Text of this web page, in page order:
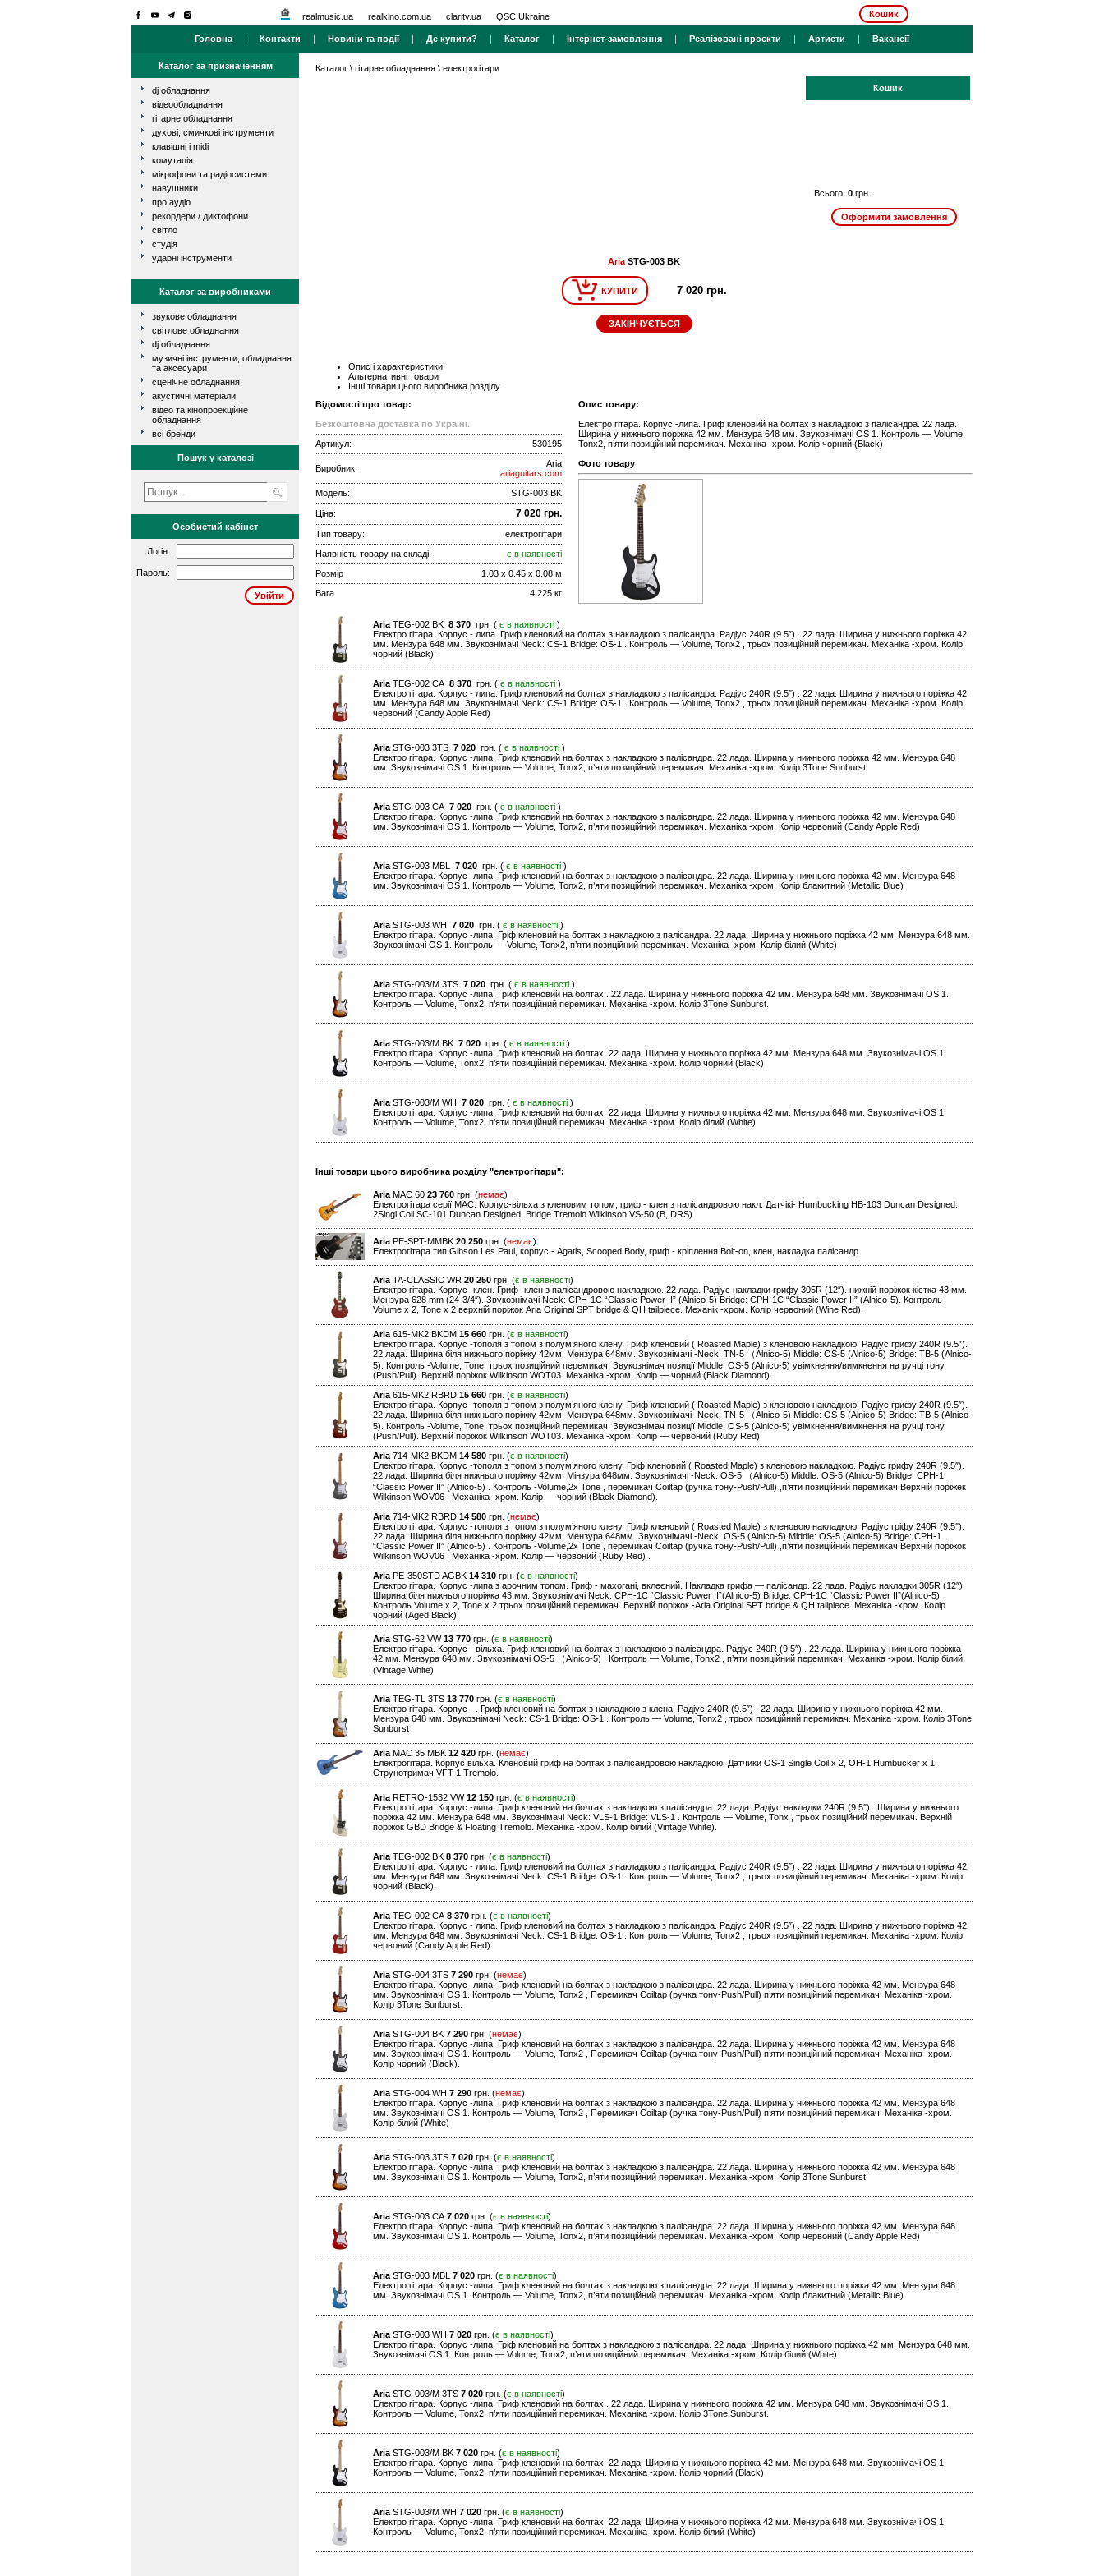
realmusic.ua realkino.com.ua clarity.ua QSC Ukraine Кошик
Головна | Контакти | Новини та події| Де купити? | Каталог | Інтернет-замовлення | Реалізовані проєкти | Артисти | Вакансії
Каталог за призначенням
dj обладнання
відеообладнання
гітарне обладнання
духові, смичкові інструменти
клавішні і midi
комутація
мікрофони та радіосистеми
навушники
про аудіо
рекордери / диктофони
світло
студія
ударні інструменти
Каталог за виробниками
звукове обладнання
світлове обладнання
dj обладнання
музичні інструменти, обладнання
та аксесуари
сценічне обладнання
акустичні матеріали
відео та кінопроекційне
обладнання
всі бренди
Пошук у каталозі
Особистий кабінет
Логін:
Пароль:
Каталог \ гітарне обладнання \ електрогітари
Кошик
Всього: 0 грн.
Aria STG-003 BK
КУПИТИ 7 020 грн.
ЗАКІНЧУЄТЬСЯ
Опис і характеристики
Альтернативні товари
Інші товари цього виробника розділу
Відомості про товар:
Безкоштовна доставка по Україні.
Артикул:
530195
Виробник:
Aria
ariaguitars.com
Модель:
STG-003 BK
Ціна: 7 020 грн.
Тип товару:
електрогітари
Наявність товару на складі:
є в наявності
Розмір
1.03 x 0.45 x 0.08 м
Вага
4.225 кг
Опис товару:
Електро гітара. Корпус -липа. Гриф кленовий на болтах з накладкою з палісандра. 22 лада.
Ширина у нижнього поріжка 42 мм. Мензура 648 мм. Звукознімачі OS 1. Контроль — Volume,
Tonx2, п’яти позиційний перемикач. Механіка -хром. Колір чорний (Black)
Фото товару
Aria TEG-002 BK 8 370 грн. ( є в наявності )
Електро гітара. Корпус - липа. Гриф кленовий на болтах з накладкою з палісандра. Радіус 240R (9.5″) . 22 лада. Ширина у нижнього поріжка 42
мм. Мензура 648 мм. Звукознімачі Neck: CS-1 Bridge: OS-1 . Контроль — Volume, Tonx2 , трьох позиційний перемикач. Механіка -хром. Колір
чорний (Black).
Aria TEG-002 CA 8 370 грн. ( є в наявності )
Електро гітара. Корпус - липа. Гриф кленовий на болтах з накладкою з палісандра. Радіус 240R (9.5″) . 22 лада. Ширина у нижнього поріжка 42
мм. Мензура 648 мм. Звукознімачі Neck: CS-1 Bridge: OS-1 . Контроль — Volume, Tonx2 , трьох позиційний перемикач. Механіка -хром. Колір
червоний (Candy Apple Red)
Aria STG-003 3TS 7 020 грн. ( є в наявності )
Електро гітара. Корпус -липа. Гриф кленовий на болтах з накладкою з палісандра. 22 лада. Ширина у нижнього поріжка 42 мм. Мензура 648
мм. Звукознімачі OS 1. Контроль — Volume, Tonx2, п’яти позиційний перемикач. Механіка -хром. Колір 3Tone Sunburst.
Aria STG-003 CA 7 020 грн. ( є в наявності )
Електро гітара. Корпус -липа. Гриф кленовий на болтах з накладкою з палісандра. 22 лада. Ширина у нижнього поріжка 42 мм. Мензура 648
мм. Звукознімачі OS 1. Контроль — Volume, Tonx2, п’яти позиційний перемикач. Механіка -хром. Колір червоний (Candy Apple Red)
Aria STG-003 MBL 7 020 грн. ( є в наявності )
Електро гітара. Корпус -липа. Гриф кленовий на болтах з накладкою з палісандра. 22 лада. Ширина у нижнього поріжка 42 мм. Мензура 648
мм. Звукознімачі OS 1. Контроль — Volume, Tonx2, п’яти позиційний перемикач. Механіка -хром. Колір блакитний (Metallic Blue)
Aria STG-003 WH 7 020 грн. ( є в наявності )
Електро гітара. Корпус -липа. Гріф кленовий на болтах з накладкою з палісандра. 22 лада. Ширина у нижнього поріжка 42 мм. Мензура 648 мм.
Звукознімачі OS 1. Контроль — Volume, Tonx2, п’яти позиційний перемикач. Механіка -хром. Колір білий (White)
Aria STG-003/M 3TS 7 020 грн. ( є в наявності )
Електро гітара. Корпус -липа. Гриф кленовий на болтах . 22 лада. Ширина у нижнього поріжка 42 мм. Мензура 648 мм. Звукознімачі OS 1.
Контроль — Volume, Tonx2, п’яти позиційний перемикач. Механіка -хром. Колір 3Tone Sunburst.
Aria STG-003/M BK 7 020 грн. ( є в наявності )
Електро гітара. Корпус -липа. Гриф кленовий на болтах. 22 лада. Ширина у нижнього поріжка 42 мм. Мензура 648 мм. Звукознімачі OS 1.
Контроль — Volume, Tonx2, п’яти позиційний перемикач. Механіка -хром. Колір чорний (Black)
Aria STG-003/M WH 7 020 грн. ( є в наявності )
Електро гітара. Корпус -липа. Гриф кленовий на болтах. 22 лада. Ширина у нижнього поріжка 42 мм. Мензура 648 мм. Звукознімачі OS 1.
Контроль — Volume, Tonx2, п’яти позиційний перемикач. Механіка -хром. Колір білий (White)
Інші товари цього виробника розділу "електрогітари":
Aria MAC 60 23 760 грн. (немає)
Електрогітара серії MAC. Корпус-вільха з кленовим топом, гриф - клен з палісандровою накл. Датчікі- Humbucking HB-103 Duncan Designed.
2Singl Coil SC-101 Duncan Designed. Bridge Tremolo Wilkinson VS-50 (B, DRS)
Aria PE-SPT-MMBK 20 250 грн. (немає)
Електрогітара тип Gibson Les Paul, корпус - Agatis, Scooped Body, гриф - кріплення Bolt-on, клен, накладка палісандр
Aria TA-CLASSIC WR 20 250 грн. (є в наявності)
Електро гітара. Корпус -клен. Гриф -клен з палісандровою накладкою. 22 лада. Радіус накладки грифу 305R (12″). нижній поріжок кістка 43 мм.
Мензура 628 mm (24-3/4″). Звукознімачі Neck: CPH-1C “Classic Power II” (Alnico-5) Bridge: CPH-1C “Classic Power II” (Alnico-5). Контроль
Volume x 2, Tone x 2 верхній поріжок Aria Original SPT bridge & QH tailpiece. Механік -хром. Колір червоний (Wine Red).
Aria 615-MK2 BKDM 15 660 грн. (є в наявності)
Електро гітара. Корпус -тополя з топом з полум’яного клену. Гриф кленовий ( Roasted Maple) з кленовою накладкою. Радіус грифу 240R (9.5″).
22 лада. Ширина біля нижнього поріжку 42мм. Мензура 648мм. Звукознімачі -Neck: TN-5 （Alnico-5) Middle: OS-5 (Alnico-5) Bridge: TB-5 (Alnico-
5). Контроль -Volume, Tone, трьох позиційний перемикач. Звукознімач позиції Middle: OS-5 (Alnico-5) увімкнення/вимкнення на ручці тону
(Push/Pull). Верхній поріжок Wilkinson WOT03. Механіка -хром. Колір — чорний (Black Diamond).
Aria 615-MK2 RBRD 15 660 грн. (є в наявності)
Електро гітара. Корпус -тополя з топом з полум’яного клену. Гриф кленовий ( Roasted Maple) з кленовою накладкою. Радіус грифу 240R (9.5″).
22 лада. Ширина біля нижнього поріжку 42мм. Мензура 648мм. Звукознімачі -Neck: TN-5 （Alnico-5) Middle: OS-5 (Alnico-5) Bridge: TB-5 (Alnico-
5). Контроль -Volume, Tone, трьох позиційний перемикач. Звукознімач позиції Middle: OS-5 (Alnico-5) увімкнення/вимкнення на ручці тону
(Push/Pull). Верхній поріжок Wilkinson WOT03. Механіка -хром. Колір — червоний (Ruby Red).
Aria 714-MK2 BKDM 14 580 грн. (є в наявності)
Електро гітара. Корпус -тополя з топом з полум’яного клену. Гріф кленовий ( Roasted Maple) з кленовою накладкою. Радіус грифу 240R (9.5″).
22 лада. Ширина біля нижнього поріжку 42мм. Мінзура 648мм. Звукознімачі -Neck: OS-5 （Alnico-5) Middle: OS-5 (Alnico-5) Bridge: CPH-1
“Classic Power II” (Alnico-5) . Контроль -Volume,2x Tone , перемикач Coiltap (ручка тону-Push/Pull) ,п’яти позиційний перемикач.Верхній поріжек
Wilkinson WOV06 . Механіка -хром. Колір — чорний (Black Diamond).
Aria 714-MK2 RBRD 14 580 грн. (немає)
Електро гітара. Корпус -тополя з топом з полум’яного клену. Гриф кленовий ( Roasted Maple) з кленовою накладкою. Радіус гріфу 240R (9.5″).
22 лада. Ширина біля нижнього поріжку 42мм. Мензура 648мм. Звукознімачі -Neck: OS-5 (Alnico-5) Middle: OS-5 (Alnico-5) Bridge: CPH-1
“Classic Power II” (Alnico-5) . Контроль -Volume,2x Tone , перемикач Coiltap (ручка тону-Push/Pull) ,п’яти позиційний перемикач.Верхній поріжок
Wilkinson WOV06 . Механіка -хром. Колір — червоний (Ruby Red) .
Aria PE-350STD AGBK 14 310 грн. (є в наявності)
Електро гітара. Корпус -липа з арочним топом. Гриф - махогані, вклеєний. Накладка грифа — палісандр. 22 лада. Радіус накладки 305R (12″).
Ширина біля нижнього поріжка 43 мм. Звукознімачі Neck: CPH-1C “Classic Power II”(Alnico-5) Bridge: CPH-1C “Classic Power II”(Alnico-5).
Контроль Volume x 2, Tone x 2 трьох позиційний перемикач. Верхній поріжок -Aria Original SPT bridge & QH tailpiece. Механіка -хром. Колір
чорний (Aged Black)
Aria STG-62 VW13 770 грн. (є в наявності)
Електро гітара. Корпус - вільха. Гриф кленовий на болтах з накладкою з палісандра. Радіус 240R (9.5″) . 22 лада. Ширина у нижнього поріжка
42 мм. Мензура 648 мм. Звукознімачі OS-5 （Alnico-5) . Контроль — Volume, Tonx2 , п’яти позиційний перемикач. Механіка -хром. Колір білий
(Vintage White)
Aria TEG-TL 3TS 13 770 грн. (є в наявності)
Електро гітара. Корпус - . Гриф кленовий на болтах з накладкою з клена. Радіус 240R (9.5″) . 22 лада. Ширина у нижнього поріжка 42 мм.
Мензура 648 мм. Звукознімачі Neck: CS-1 Bridge: OS-1 . Контроль — Volume, Tonx2 , трьох позиційний перемикач. Механіка -хром. Колір 3Tone
Sunburst
Aria MAC 35 MBK 12 420 грн. (немає)
Електрогітара. Корпус вільха. Кленовий гриф на болтах з палісандровою накладкою. Датчики OS-1 Single Coil x 2, OH-1 Humbucker x 1.
Струнотримач VFT-1 Tremolo.
Aria RETRO-1532 VW12 150 грн. (є в наявності)
Електро гітара. Корпус -липа. Гриф кленовий на болтах з накладкою з палісандра. 22 лада. Радіус накладки 240R (9.5″) . Ширина у нижнього
поріжка 42 мм. Мензура 648 мм. Звукознімачі Neck: VLS-1 Bridge: VLS-1 . Контроль — Volume, Tonx , трьох позиційний перемикач. Верхній
поріжок GBD Bridge & Floating Tremolo. Механіка -хром. Колір білий (Vintage White).
Aria TEG-002 BK 8 370 грн. (є в наявності)
Електро гітара. Корпус - липа. Гриф кленовий на болтах з накладкою з палісандра. Радіус 240R (9.5″) . 22 лада. Ширина у нижнього поріжка 42
мм. Мензура 648 мм. Звукознімачі Neck: CS-1 Bridge: OS-1 . Контроль — Volume, Tonx2 , трьох позиційний перемикач. Механіка -хром. Колір
чорний (Black).
Aria TEG-002 CA 8 370 грн. (є в наявності)
Електро гітара. Корпус - липа. Гриф кленовий на болтах з накладкою з палісандра. Радіус 240R (9.5″) . 22 лада. Ширина у нижнього поріжка 42
мм. Мензура 648 мм. Звукознімачі Neck: CS-1 Bridge: OS-1 . Контроль — Volume, Tonx2 , трьох позиційний перемикач. Механіка -хром. Колір
червоний (Candy Apple Red)
Aria STG-004 3TS 7 290 грн. (немає)
Електро гітара. Корпус -липа. Гриф кленовий на болтах з накладкою з палісандра. 22 лада. Ширина у нижнього поріжка 42 мм. Мензура 648
мм. Звукознімачі OS 1. Контроль — Volume, Tonx2 , Перемикач Coiltap (ручка тону-Push/Pull) п’яти позиційний перемикач. Механіка -хром.
Колір 3Tone Sunburst.
Aria STG-004 BK 7 290 грн. (немає)
Електро гітара. Корпус -липа. Гриф кленовий на болтах з накладкою з палісандра. 22 лада. Ширина у нижнього поріжка 42 мм. Мензура 648
мм. Звукознімачі OS 1. Контроль — Volume, Tonx2 , Перемикач Coiltap (ручка тону-Push/Pull) п’яти позиційний перемикач. Механіка -хром.
Колір чорний (Black).
Aria STG-004 WH 7 290 грн. (немає)
Електро гітара. Корпус -липа. Гриф кленовий на болтах з накладкою з палісандра. 22 лада. Ширина у нижнього поріжка 42 мм. Мензура 648
мм. Звукознімачі OS 1. Контроль — Volume, Tonx2 , Перемикач Coiltap (ручка тону-Push/Pull) п’яти позиційний перемикач. Механіка -хром.
Колір білий (White)
Aria STG-003 3TS 7 020 грн. (є в наявності)
Електро гітара. Корпус -липа. Гриф кленовий на болтах з накладкою з палісандра. 22 лада. Ширина у нижнього поріжка 42 мм. Мензура 648
мм. Звукознімачі OS 1. Контроль — Volume, Tonx2, п’яти позиційний перемикач. Механіка -хром. Колір 3Tone Sunburst.
Aria STG-003 CA 7 020 грн. (є в наявності)
Електро гітара. Корпус -липа. Гриф кленовий на болтах з накладкою з палісандра. 22 лада. Ширина у нижнього поріжка 42 мм. Мензура 648
мм. Звукознімачі OS 1. Контроль — Volume, Tonx2, п’яти позиційний перемикач. Механіка -хром. Колір червоний (Candy Apple Red)
Aria STG-003 MBL 7 020 грн. (є в наявності)
Електро гітара. Корпус -липа. Гриф кленовий на болтах з накладкою з палісандра. 22 лада. Ширина у нижнього поріжка 42 мм. Мензура 648
мм. Звукознімачі OS 1. Контроль — Volume, Tonx2, п’яти позиційний перемикач. Механіка -хром. Колір блакитний (Metallic Blue)
Aria STG-003 WH 7 020 грн. (є в наявності)
Електро гітара. Корпус -липа. Гріф кленовий на болтах з накладкою з палісандра. 22 лада. Ширина у нижнього поріжка 42 мм. Мензура 648 мм.
Звукознімачі OS 1. Контроль — Volume, Tonx2, п’яти позиційний перемикач. Механіка -хром. Колір білий (White)
Aria STG-003/M 3TS 7 020 грн. (є в наявності)
Електро гітара. Корпус -липа. Гриф кленовий на болтах . 22 лада. Ширина у нижнього поріжка 42 мм. Мензура 648 мм. Звукознімачі OS 1.
Контроль — Volume, Tonx2, п’яти позиційний перемикач. Механіка -хром. Колір 3Tone Sunburst.
Aria STG-003/M BK 7 020 грн. (є в наявності)
Електро гітара. Корпус -липа. Гриф кленовий на болтах. 22 лада. Ширина у нижнього поріжка 42 мм. Мензура 648 мм. Звукознімачі OS 1.
Контроль — Volume, Tonx2, п’яти позиційний перемикач. Механіка -хром. Колір чорний (Black)
Aria STG-003/M WH 7 020 грн. (є в наявності)
Електро гітара. Корпус -липа. Гриф кленовий на болтах. 22 лада. Ширина у нижнього поріжка 42 мм. Мензура 648 мм. Звукознімачі OS 1.
Контроль — Volume, Tonx2, п’яти позиційний перемикач. Механіка -хром. Колір білий (White)